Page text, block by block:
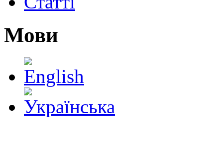
Мови